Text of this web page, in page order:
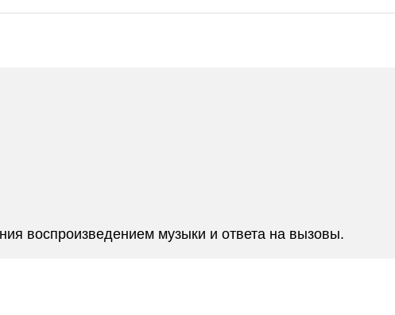
воспроизведением музыки и ответа на вызовы.